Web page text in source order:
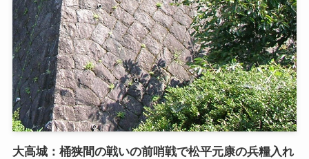
大高城：桶狭間の戦いの前哨戦で松平元康の兵糧入れ